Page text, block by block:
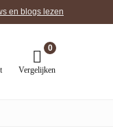
en blogs lezen
0
Vergelijken